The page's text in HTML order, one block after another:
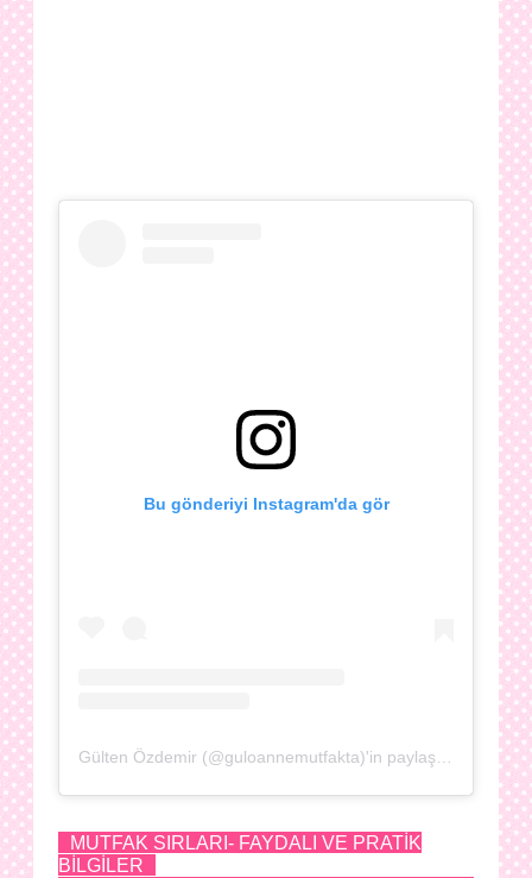
Bu gönderiyi Instagram'da gör
Gülten Özdemir (@guloannemutfakta)'in paylaştığı bir gönderi
MUTFAK SIRLARI- FAYDALI VE PRATİK
BİLGİLER